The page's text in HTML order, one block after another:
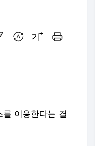
이용한다는 결